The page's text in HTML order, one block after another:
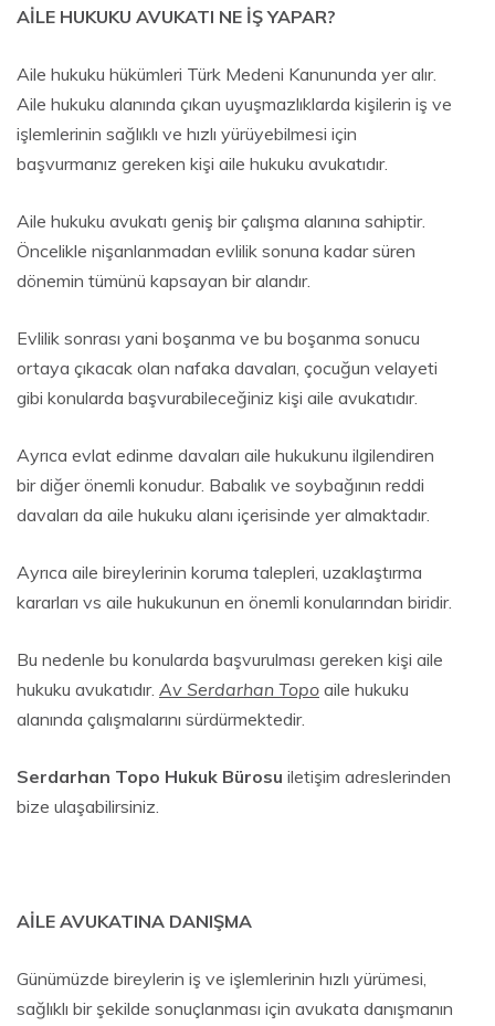
AİLE HUKUKU AVUKATI NE İŞ YAPAR?
Aile hukuku hükümleri Türk Medeni Kanununda yer alır.
Aile hukuku alanında çıkan uyuşmazlıklarda kişilerin iş ve
işlemlerinin sağlıklı ve hızlı yürüyebilmesi için
başvurmanız gereken kişi aile hukuku avukatıdır.
Aile hukuku avukatı geniş bir çalışma alanına sahiptir.
Öncelikle nişanlanmadan evlilik sonuna kadar süren
dönemin tümünü kapsayan bir alandır.
Evlilik sonrası yani boşanma ve bu boşanma sonucu
ortaya çıkacak olan nafaka davaları, çocuğun velayeti
gibi konularda başvurabileceğiniz kişi aile avukatıdır.
Ayrıca evlat edinme davaları aile hukukunu ilgilendiren
bir diğer önemli konudur. Babalık ve soybağının reddi
davaları da aile hukuku alanı içerisinde yer almaktadır.
Ayrıca aile bireylerinin koruma talepleri, uzaklaştırma
kararları vs aile hukukunun en önemli konularından biridir.
Bu nedenle bu konularda başvurulması gereken kişi aile
hukuku avukatıdır. Av Serdarhan Topo aile hukuku
alanında çalışmalarını sürdürmektedir.
Serdarhan Topo Hukuk Bürosu iletişim adreslerinden
bize ulaşabilirsiniz.
AİLE AVUKATINA DANIŞMA
Günümüzde bireylerin iş ve işlemlerinin hızlı yürümesi,
sağlıklı bir şekilde sonuçlanması için avukata danışmanın